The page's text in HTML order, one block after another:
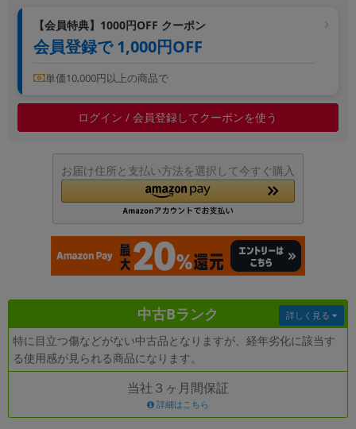
【会員特典】1000円OFF クーポン
会員登録で 1,000円OFF
単価10,000円以上の商品で
ログイン / 会員登録してクーポンを使う
お届け住所と支払い方法を選択して今すぐ購入
中古Bランク
特に目立つ傷などがない中古品となりますが、経年劣化に該当す
る使用感が見られる商品になります。
詳しく見る
当社３ヶ月間保証
詳細はこちら
価格
発売日
各項目のチェックボックスは「or検索」となります。
ただし機能別のみ「and検索」となります。